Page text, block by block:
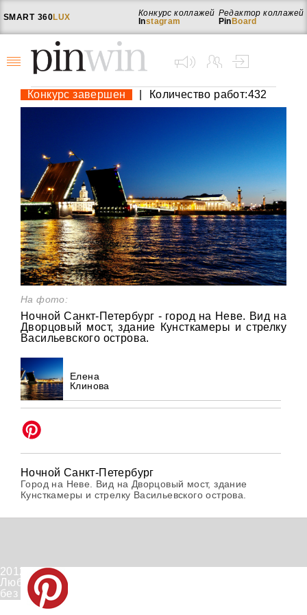
SMART 360LUX
Редактор коллажей
Pin Board
Конкурс коллажей
Instagram
Конкурс завершен Количество работ:432
На фото:
Ночной Санкт-Петербург - город на Неве. Вид на
Дворцовый мост, здание Кунсткамеры и стрелку
Васильевского острова.
Елена
Клинова
Ночной Санкт-Петербург
Город на Неве. Вид на Дворцовый мост, здание
Кунсткамеры и стрелку Васильевского острова.
2012-2026 © PinWin.su.
Любое использование материалов сайта запрещено
без согласования с администрацией сайта.